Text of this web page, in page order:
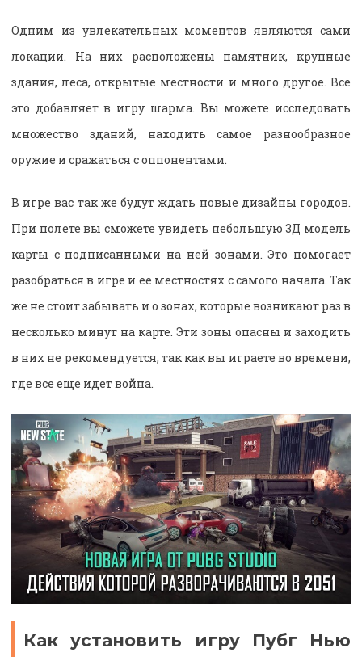
Одним из увлекательных моментов являются сами
локации. На них расположены памятник, крупные
здания, леса, открытые местности и много другое. Все
это добавляет в игру шарма. Вы можете исследовать
множество зданий, находить самое разнообразное
оружие и сражаться с оппонентами.
В игре вас так же будут ждать новые дизайны городов.
При полете вы сможете увидеть небольшую 3Д модель
карты с подписанными на ней зонами. Это помогает
разобраться в игре и ее местностях с самого начала. Так
же не стоит забывать и о зонах, которые возникают раз в
несколько минут на карте. Эти зоны опасны и заходить
в них не рекомендуется, так как вы играете во времени,
где все еще идет война.
Как установить игру Пубг Нью